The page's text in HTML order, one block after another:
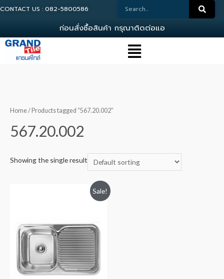
CONTACT US : 082-5800586
อนสงซอสนคา ก รณาตดตอแอด
Home/ Products tagged “567.20.002”
567.20.002
Showing the single result
Sale!